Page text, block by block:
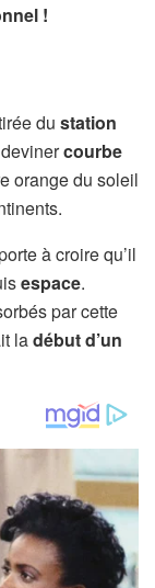
!
du station
courbe
orange du soleil
à croire qu’il
espace.
par cette
ladébut d’un